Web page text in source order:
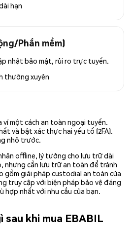
hạn
Phần mềm)
nhật bảo mật, rủi ro trực tuyến.
thường xuyên
ví một cách an toàn ngoại tuyến.
và bật xác thực hai yếu tố (2FA).
nhỏ trước.
offline, lý tưởng cho lưu trữ dài
nhưng cần lưu trữ an toàn để tránh
gồm giải pháp custodial an toàn của
truy cập với biện pháp bảo vệ đáng
hợp nhất với nhu cầu của bạn.
sau khi mua EBABIL